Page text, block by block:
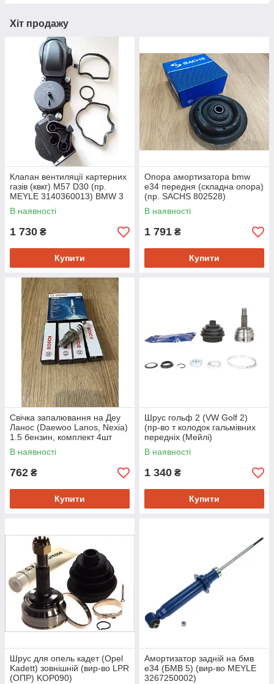
Хіт продажу
Клапан вентиляції картерних
газів (квкг) M57 D30 (пр.
MEYLE 3140360013) BMW 3
(E46),5 (E60), X3 (E83), 3.0d
В наявності
1 730 ₴
Купити
Опора амортизатора bmw
e34 передня (складна опора)
(пр. SACHS 802528)
В наявності
1 791 ₴
Купити
Свічка запалювання на Деу
Ланос (Daewoo Lanos, Nexia)
1.5 бензин, комплект 4шт
Bosch 0242232803
В наявності
762 ₴
Купити
Шрус гольф 2 (VW Golf 2)
(пр-во т колодок гальмівних
передніх (Мейлі)
1004980011)
В наявності
1 340 ₴
Купити
Шрус для опель кадет (Opel
Kadett) зовнішній (вир-во LPR
(ОПР) KOP090)
Амортизатор задній на бмв
е34 (БМВ 5) (вир-во MEYLE
3267250002)